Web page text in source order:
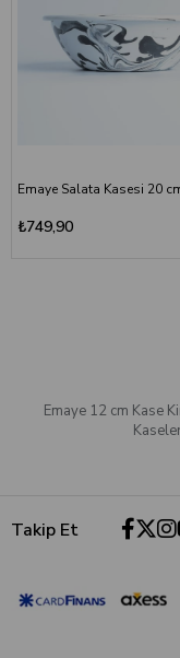
₺749,90
Emaye 12 cm Kase
Takip Et